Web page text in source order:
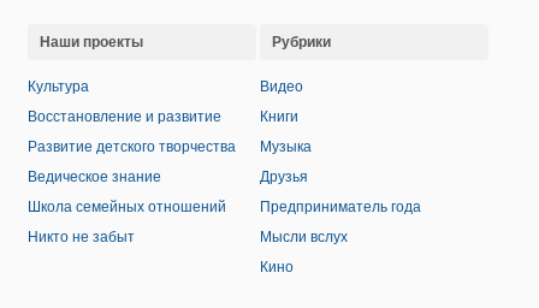
Наши проекты
Культура
Восстановление и развитие
Развитие детского творчества
Ведическое знание
Школа семейных отношений
Никто не забыт
Рубрики
Видео
Книги
Музыка
Друзья
Предприниматель года
Мысли вслух
Кино